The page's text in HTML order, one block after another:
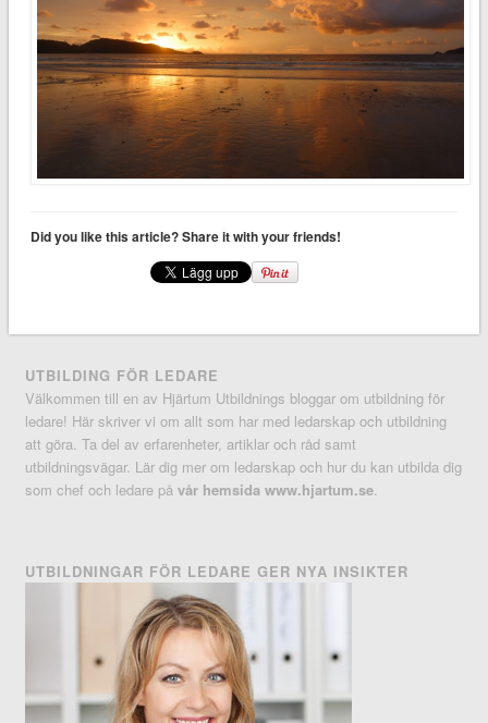
Did you like this article? Share it with your friends!
UTBILDING FÖR LEDARE
Välkommen till en av Hjärtum Utbildnings bloggar om utbildning för
ledare! Här skriver vi om allt som har med ledarskap och utbildning
att göra. Ta del av erfarenheter, artiklar och råd samt
utbildningsvägar. Lär dig mer om ledarskap och hur du kan utbilda dig
som chef och ledare påvår hemsida www.hjartum.se.
UTBILDNINGAR FÖR LEDARE GER NYA INSIKTER